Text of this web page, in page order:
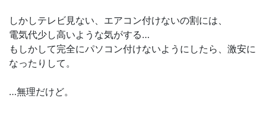
しかしテレビ見ない、エアコン付けないの割には、
電気代少し高いような気がする…
もしかして完全にパソコン付けないようにしたら、激安に
なったりして。
…無理だけど。